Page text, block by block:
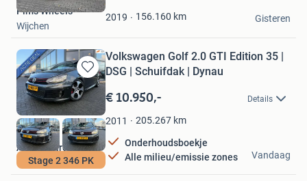
Favorieten
2019 156.160 km
Pim's Wheels
Wijchen
Gisteren
Bewaren
in
Mijn
Favorieten
Stage 2 346 PK
Volkswagen Golf 2.0 GTI Edition 35 |
DSG | Schuifdak | Dynau
€ 10.950,- Details
2011 205.267 km
Onderhoudsboekje
Alle milieu/emissie zones
Auto Q burg
Drachten
Vandaag